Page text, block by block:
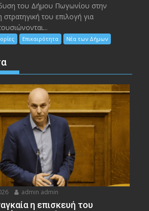
του Δήμου Πωγωνίου στην
στρατηγική του επιλογή για
Επικαιρότητα Νέα των Δήμων
admin admin
η επισκευή του